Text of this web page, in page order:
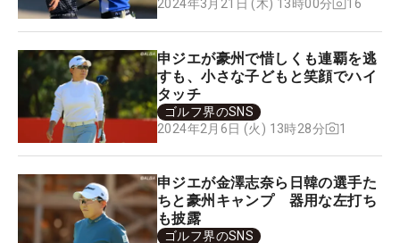
2024年3月21日 (木) 13時00分
16
申ジエが豪州で惜しくも連覇を逃
すも、小さな子どもと笑顔でハイ
タッチ
ゴルフ界のSNS
2024年2月6日 (火) 13時28分
1
申ジエが金澤志奈ら日韓の選手た
ちと豪州キャンプ 器用な左打ち
も披露
ゴルフ界のSNS